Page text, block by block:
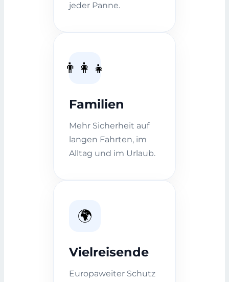
jeder Panne.
👨‍👩‍👧
Familien
Mehr Sicherheit auf
langen Fahrten, im
Alltag und im Urlaub.
🌍
Vielreisende
Europaweiter Schutz